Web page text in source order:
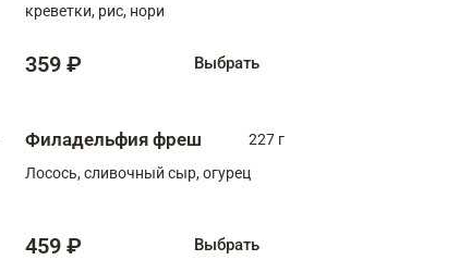
креветки, рис, нори
359 ₽ Выбрать
Филадельфия фреш
227 г
Лосось, сливочный сыр, огурец
459 ₽ Выбрать